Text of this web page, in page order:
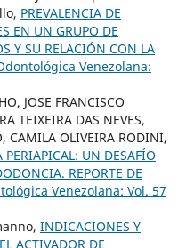
PREVALENCIA DE
EN UN GRUPO DE
Y SU RELACIÓN CON LA
Venezolana:
JOSE FRANCISCO
TEIXEIRA DAS NEVES,
CAMILA OLIVEIRA RODINI,
UN DESAFÍO
REPORTE DE
Venezolana: Vol. 57
INDICACIONES Y
ACTIVADOR DE